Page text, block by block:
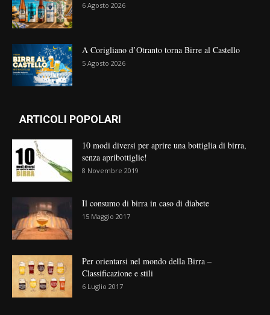
6 Agosto 2026
A Corigliano d’Otranto torna Birre al Castello
5 Agosto 2026
ARTICOLI POPOLARI
10 modi diversi per aprire una bottiglia di birra,
senza apribottiglie!
8 Novembre 2019
Il consumo di birra in caso di diabete
15 Maggio 2017
Per orientarsi nel mondo della Birra –
Classificazione e stili
6 Luglio 2017